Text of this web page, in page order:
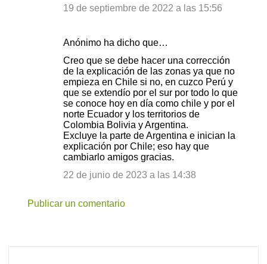
19 de septiembre de 2022 a las 15:56
Anónimo ha dicho que…
Creo que se debe hacer una corrección
de la explicación de las zonas ya que no
empieza en Chile si no, en cuzco Perú y
que se extendío por el sur por todo lo que
se conoce hoy en día como chile y por el
norte Ecuador y los territorios de
Colombia Bolivia y Argentina.
Excluye la parte de Argentina e inician la
explicación por Chile; eso hay que
cambiarlo amigos gracias.
22 de junio de 2023 a las 14:38
Publicar un comentario